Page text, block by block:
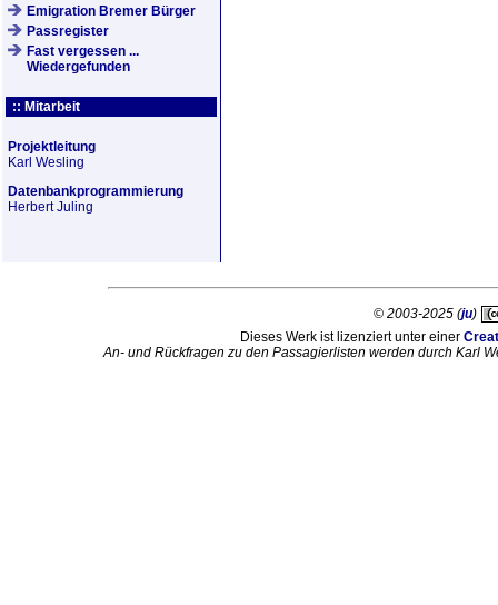
Emigration Bremer Bürger
Passregister
Fast vergessen ...
Wiedergefunden
:: Mitarbeit
Projektleitung
Karl Wesling
Datenbankprogrammierung
Herbert Juling
© 2003-2025 (ju)
Dieses Werk ist lizenziert unter einer
An- und Rückfragen zu den Passagierlisten werden durch Karl